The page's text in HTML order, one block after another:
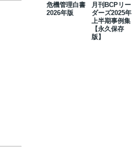
危機管理白書
2026年版
月刊BCPリー
ダーズ2025年
上半期事例集
【永久保存
版】